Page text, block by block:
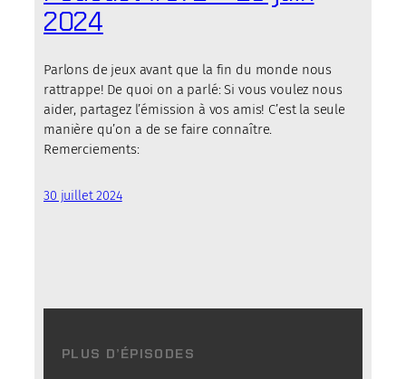
2024
Parlons de jeux avant que la fin du monde nous
rattrappe! De quoi on a parlé: Si vous voulez nous
aider, partagez l’émission à vos amis! C’est la seule
manière qu’on a de se faire connaître.
Remerciements:
30 juillet 2024
PLUS D’ÉPISODES